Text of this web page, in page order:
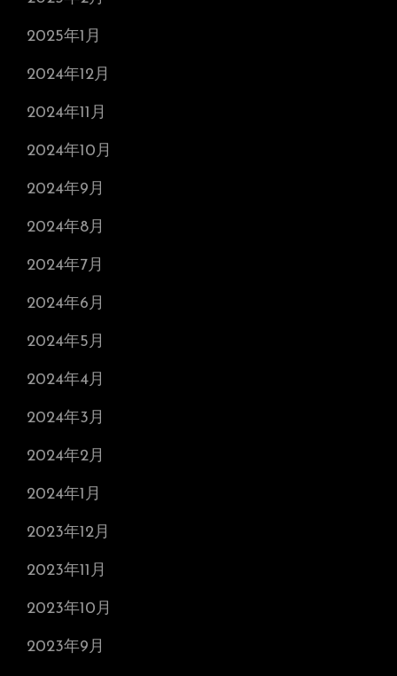
2025年1月
2024年12月
2024年11月
2024年10月
2024年9月
2024年8月
2024年7月
2024年6月
2024年5月
2024年4月
2024年3月
2024年2月
2024年1月
2023年12月
2023年11月
2023年10月
2023年9月